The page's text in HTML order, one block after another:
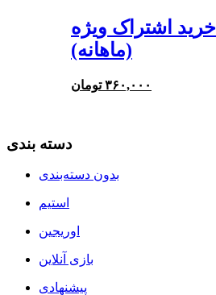
خرید اشتراک ویژه (VIP) وبسایت
(ماهانه)
۳۶۰,۰۰۰ تومان
دسته بندی
بدون دسته‌بندی
استیم
اوریجین
بازی آنلاین
پیشنهادی